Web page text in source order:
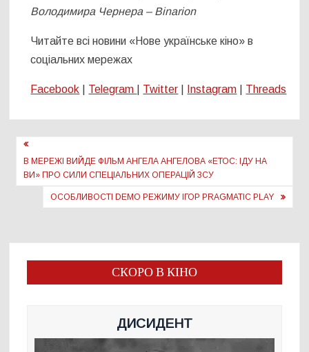
Володимира Чернера – Binarion
Читайте всі новини «Нове українське кіно» в
соціальних мережах
Facebook Telegram Twitter Instagram Threads
Навігація
записів
В МЕРЕЖІ ВИЙДЕ ФІЛЬМ АНГЕЛА АНГЕЛОВА «ЕТОС: ІДУ НА
ВИ» ПРО СИЛИ СПЕЦІАЛЬНИХ ОПЕРАЦІЙ ЗСУ
ОСОБЛИВОСТІ DEMO РЕЖИМУ ІГОР PRAGMATIC PLAY
СКОРО В КІНО
ДИСИДЕНТ